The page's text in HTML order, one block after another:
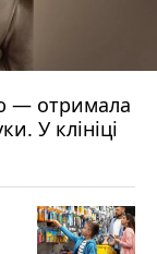
— отримала
У клініці